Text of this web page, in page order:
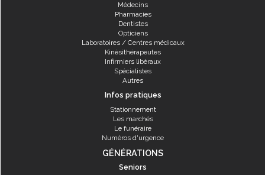
Médecins
Pharmacies
Dentistes
Opticiens
Laboratoires / Centres médicaux
Kinésithérapeutes
Infirmiers libéraux
Spécialistes
Autres
Infos pratiques
Stationnement
Les marchés
Le funéraire
Numéros d'urgence
GÉNÉRATIONS
Seniors